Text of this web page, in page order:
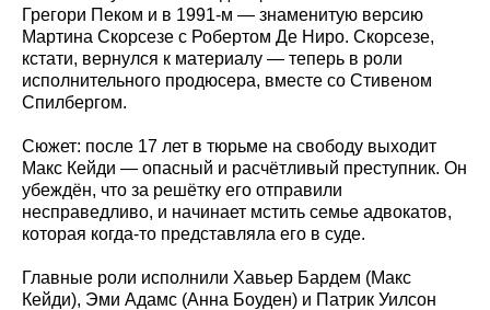
Грегори Пеком и в 1991-м — знаменитую версию
Мартина Скорсезе с Робертом Де Ниро. Скорсезе,
кстати, вернулся к материалу — теперь в роли
исполнительного продюсера, вместе со Стивеном
Спилбергом.
Сюжет: после 17 лет в тюрьме на свободу выходит
Макс Кейди — опасный и расчётливый преступник. Он
убеждён, что за решётку его отправили
несправедливо, и начинает мстить семье адвокатов,
которая когда-то представляла его в суде.
Главные роли исполнили Хавьер Бардем (Макс
Кейди), Эми Адамс (Анна Боуден) и Патрик Уилсон